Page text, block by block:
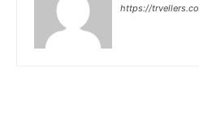
https://